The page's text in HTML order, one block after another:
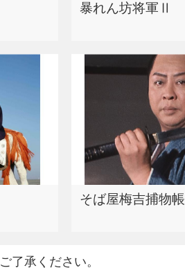
暴れん坊将軍Ⅱ
そば屋梅吉捕物帳
了承ください。